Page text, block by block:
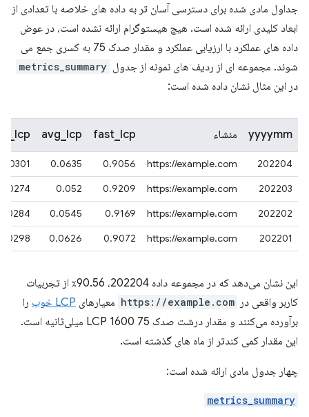
جداول مادی شده برای دسترسی آسان تر به داده های خلاصه با تعدادی از
ابعاد کلیدی ارائه شده است. هیچ هیستوگرام ارائه نشده است، در عوض
داده های عملکرد با ارزیابی عملکرد و مقدار صدک 75 به کسری جمع می
شوند. مجموعه ای از ردیف های نمونه از جدول metrics_summary
در این مثال نشان داده شده است:
yyyymm منشاء fast_lcp
avg_lcp
202204
https://example.com
0.9056
0.0635
0.0301
202203
https://example.com
0.9209
0.052
202202
https://example.com
0.9169
0.0545
202201
https://example.com
0.9072
0.0626
این نشان می‌دهد که در مجموعه داده 202204، 90.56٪ از تجربیات
کاربر واقعی در https://example.com معیارهای LCP خوب
را
برآورده می‌کنند و مقدار درشت صدک 75 LCP 1600 میلی‌ثانیه است.
این مقدار کمی کندتر از ماه های گذشته است.
چهار جدول مادی ارائه شده است:
metrics_summary